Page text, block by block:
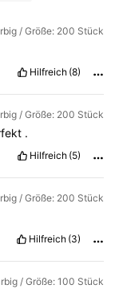
/ Größe: 200 Stück
Hilfreich (8)
/ Größe: 200 Stück
.
Hilfreich (5)
/ Größe: 200 Stück
Hilfreich (3)
/ Größe: 100 Stück